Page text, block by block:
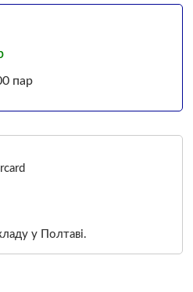
пар
у Полтаві.